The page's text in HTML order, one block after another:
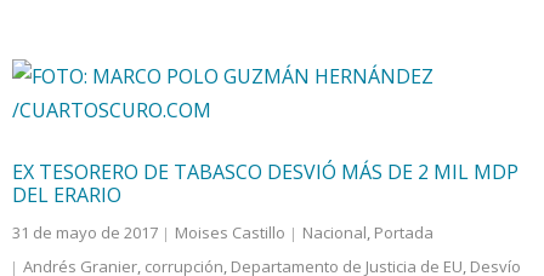
EX TESORERO DE TABASCO DESVIÓ MÁS DE 2 MIL MDP
DEL ERARIO
31 de mayo de 2017 Moises Castillo Nacional, Portada
Andrés Granier, corrupción, Departamento de Justicia de EU, Desvío